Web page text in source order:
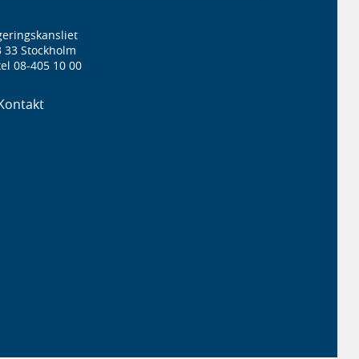
33 Stockholm
08-405 10 00